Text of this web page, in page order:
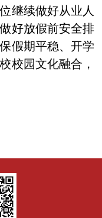
继续做好从业人
好放假前安全排
假期平稳、开学
校园文化融合，